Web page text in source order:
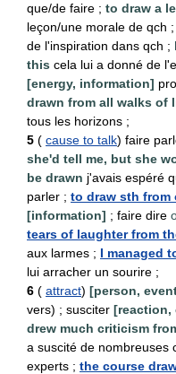
que/de faire ; to draw a
leçon/une morale de qch ;
de l'inspiration dans qch ;
this cela lui a donné de
[energy, information]
drawn from all walks of
tous les horizons ;
5 ( cause to talk) faire
she'd tell me, but she
be drawn j'avais espéré
parler ; to draw sth from
[information] ; faire dire
tears of laughter from
aux larmes ; I managed
lui arracher un sourire ;
6 ( attract) [person,
vers) ; susciter [reaction,
drew much criticism
a suscité de nombreuses
experts ; the course